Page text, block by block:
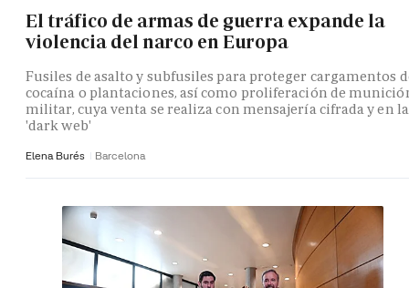
El tráfico de armas de guerra expande la
violencia del narco en Europa
Fusiles de asalto y subfusiles para proteger cargamentos
cocaína o plantaciones, así como proliferación de
militar, cuya venta se realiza con mensajería cifrada y en la
'dark web'
Elena Burés Barcelona